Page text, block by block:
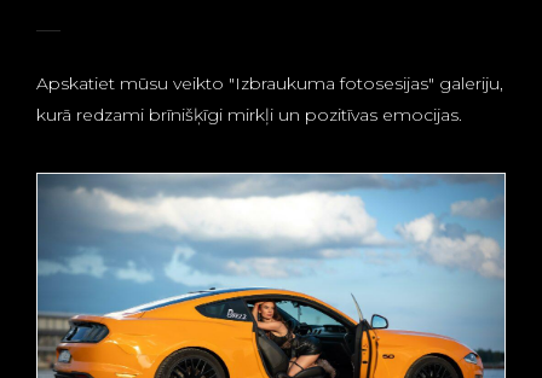
Apskatiet mūsu veikto "Izbraukuma fotosesijas" galeriju,
kurā redzami brīnišķīgi mirkļi un pozitīvas emocijas.